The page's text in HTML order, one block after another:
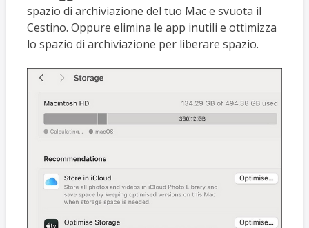
spazio di archiviazione del tuo Mac e svuota il
Cestino. Oppure elimina le app inutili e ottimizza
lo spazio di archiviazione per liberare spazio.